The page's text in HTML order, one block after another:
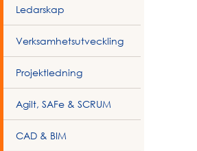
Ledarskap
Verksamhetsutveckling
Projektledning
Agilt, SAFe & SCRUM
CAD & BIM